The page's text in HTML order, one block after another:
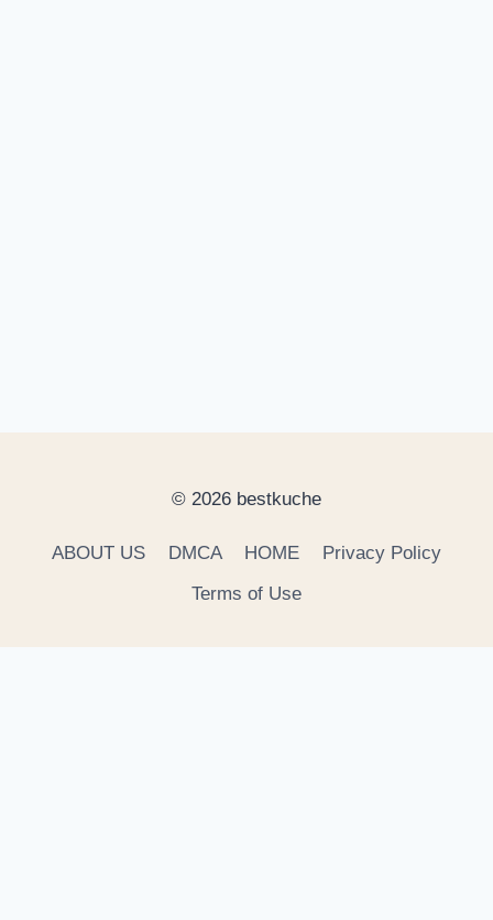
© 2026 bestkuche
ABOUT US DMCA HOME
Privacy Policy
Terms of Use